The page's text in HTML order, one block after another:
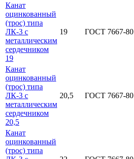
Канат
оцинкованный
(трос) типа
ЛК-3 с
металлическим
сердечником
19
19 ГОСТ 7667-80
Канат
оцинкованный
(трос) типа
ЛК-3 с
металлическим
сердечником
20,5
20,5 ГОСТ 7667-80
Канат
оцинкованный
(трос) типа